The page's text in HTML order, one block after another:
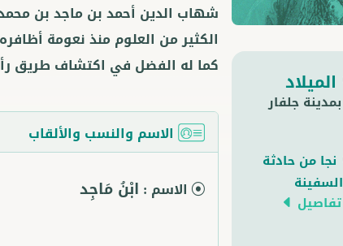
الميلاد
بمدينة جلفار
نجا من حادثة
السفينة
تفاصيل
شهاب الدين أحمد بن ماجد بن
الكثير من العلوم منذ نعومة
كما له الفضل في اكتشاف طريق
الاسم والنسب والألقاب
الاسم : ابْنُ مَاجِد